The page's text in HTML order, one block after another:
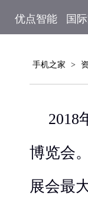
优点智能 国
手机之家 >
2018
博览会
展会最